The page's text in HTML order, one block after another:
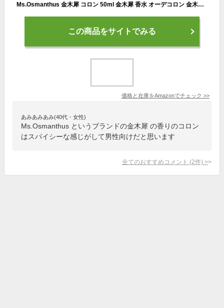
Ms.Osmanthus 金木犀 コロン 50ml 金木犀 香水 オーデコロン 金木犀の香り キンモクセイ メンズ レディース 兼用 フレグランス きんもくせい
この商品をサイトでみる
価格と在庫をAmazonでチェック >>
あみあみあみ(40代・女性)
Ms.Osmanthus というブランドの金木犀 の香りのコロン
はスパイシーな感じがして男性向けだと思います
全てのおすすめコメント (2件) >